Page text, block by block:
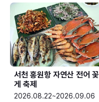
서천 홍원항 자연산 전어 꽃
게 축제
2026.08.22~2026.09.06